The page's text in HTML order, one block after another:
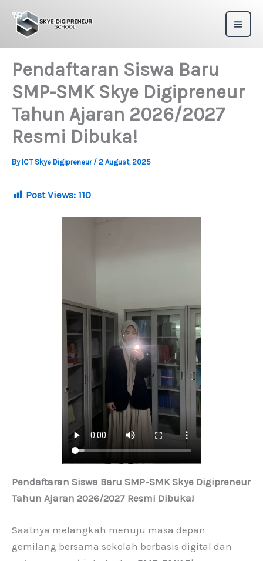
content
Pendaftaran Siswa Baru
SMP-SMK Skye Digipreneur
Tahun Ajaran 2026/2027
Resmi Dibuka!
By ICT Skye Digipreneur / 2 August, 2025
Post Views: 110
Pendaftaran Siswa Baru SMP-SMK Skye Digipreneur
Tahun Ajaran 2026/2027 Resmi Dibuka!
Saatnya melangkah menuju masa depan
gemilang bersama sekolah berbasis digital dan